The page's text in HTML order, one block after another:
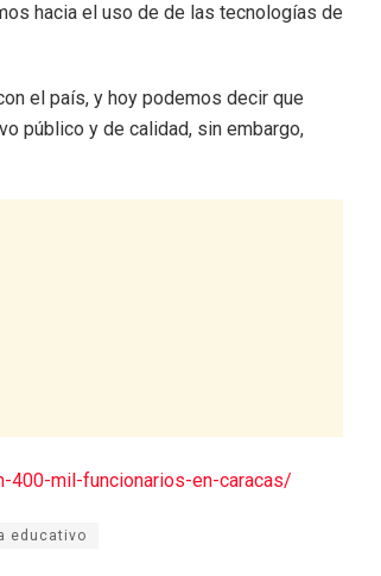
hacia el uso de de las tecnologías de
el país, y hoy podemos decir que
público y de calidad, sin embargo,
mil-funcionarios-en-caracas/
educativo